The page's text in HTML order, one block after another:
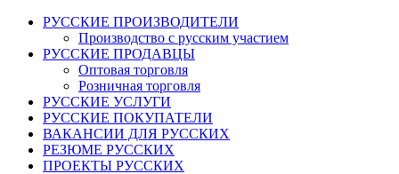
РУССКИЕ ПРОИЗВОДИТЕЛИ
Производство с русским участием
РУССКИЕ ПРОДАВЦЫ
Оптовая торговля
Розничная торговля
РУССКИЕ УСЛУГИ
РУССКИЕ ПОКУПАТЕЛИ
ВАКАНСИИ ДЛЯ РУССКИХ
РЕЗЮМЕ РУССКИХ
ПРОЕКТЫ РУССКИХ